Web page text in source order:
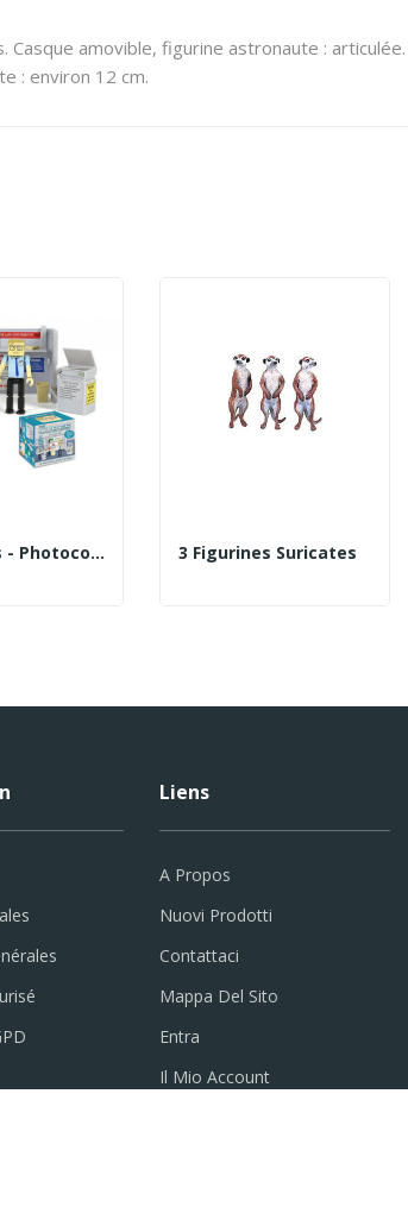
amovible, figurine astronaute : articulée.
: environ 12 cm.
The Cubes - Photocopieuse 3 Figurines Suricates
Liens
A Propos
Nuovi Prodotti
Contattaci
Mappa Del Sito
Entra
Il Mio Account